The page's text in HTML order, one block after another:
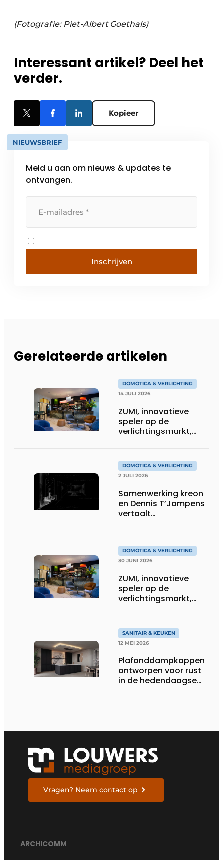
(Fotografie: Piet-Albert Goethals)
Interessant artikel? Deel het
verder.
Kopieer
NIEUWSBRIEF
Meld u aan om nieuws & updates te
ontvangen.
Inschrijven
Gerelateerde artikelen
DOMOTICA & VERLICHTING
14 JULI 2026
ZUMI, innovatieve
speler op de
verlichtingsmarkt,
DOMOTICA & VERLICHTING
2 JULI 2026
Samenwerking kreon
en Dennis T’Jampens
vertaalt
sfeervolle verlichting
DOMOTICA & VERLICHTING
30 JUNI 2026
ZUMI, innovatieve
speler op de
verlichtingsmarkt,
SANITAIR & KEUKEN
12 MEI 2026
Plafonddampkappen
ontworpen voor rust
in de hedendaagse
Vragen? Neem contact op
ARCHICOMM